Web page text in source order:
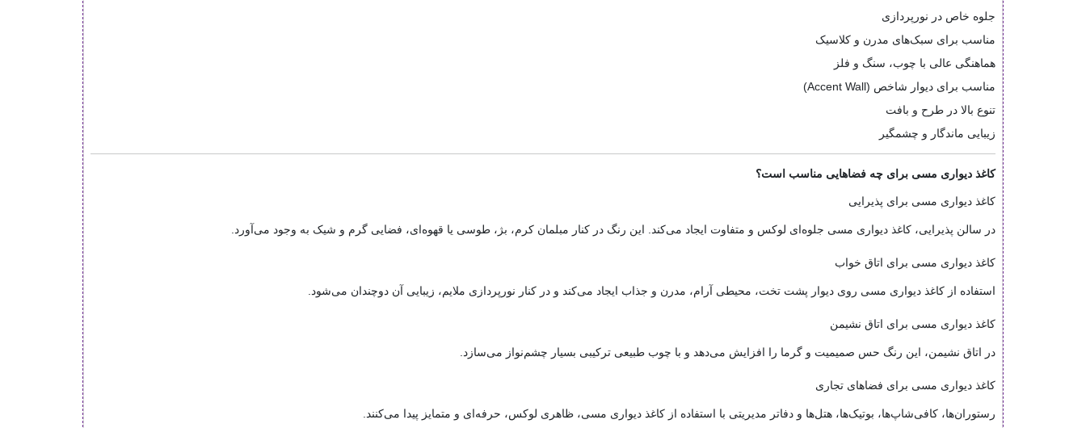
جلوه خاص در نورپردازی
مناسب برای سبک‌های مدرن و کلاسیک
هماهنگی عالی با چوب، سنگ و فلز
مناسب برای دیوار شاخص (Accent Wall)
تنوع بالا در طرح و بافت
زیبایی ماندگار و چشمگیر
کاغذ دیواری مسی برای چه فضاهایی مناسب است؟
کاغذ دیواری مسی برای پذیرایی
در سالن پذیرایی، کاغذ دیواری مسی جلوه‌ای لوکس و متفاوت ایجاد می‌کند. این رنگ در کنار مبلمان کرم، بژ، طوسی یا قهوه‌ای، فضایی گرم و شیک به وجود می‌آورد.
کاغذ دیواری مسی برای اتاق خواب
استفاده از کاغذ دیواری مسی روی دیوار پشت تخت، محیطی آرام، مدرن و جذاب ایجاد می‌کند و در کنار نورپردازی ملایم، زیبایی آن دوچندان می‌شود.
کاغذ دیواری مسی برای اتاق نشیمن
در اتاق نشیمن، این رنگ حس صمیمیت و گرما را افزایش می‌دهد و با چوب طبیعی ترکیبی بسیار چشم‌نواز می‌سازد.
کاغذ دیواری مسی برای فضاهای تجاری
رستوران‌ها، کافی‌شاپ‌ها، بوتیک‌ها، هتل‌ها و دفاتر مدیریتی با استفاده از کاغذ دیواری مسی، ظاهری لوکس، حرفه‌ای و متمایز پیدا می‌کنند.